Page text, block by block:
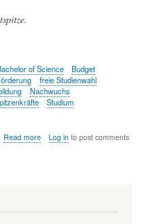
of Science
Budget
freie Studienwahl
Nachwuchs
Studium
Read moreabout
Nachwuchses
Log into post comments